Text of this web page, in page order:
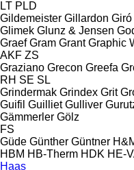
LT PLD
Gildemeister Gillardon Giró
Glimek Glunz & Jensen
Graef Gram Grant Graphic
AKF ZS
Graziano Grecon Greefa
RH SE SL
Grindermak Grindex Grit
Guifil Guilliet Gulliver
Gämmerler Gölz
FS
Güde Günther Güntner
HBM HB‑Therm HDK HE-
Haas